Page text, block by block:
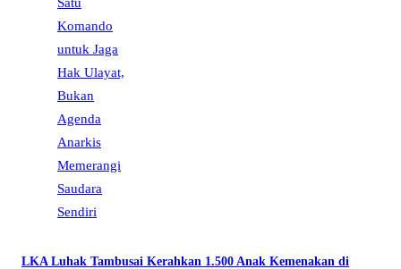
LKA Luhak Tambusai Kerahkan 1.500 Anak Kemenakan di